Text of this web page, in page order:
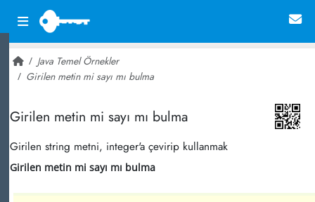
Java Temel Örnekler
Girilen metin mi sayı mı bulma
Girilen metin mi sayı mı bulma
Girilen string metni, integer'a çevirip kullanmak
Girilen metin mi sayı mı bulma